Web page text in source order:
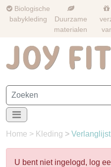
Biologische
babykleding
Duurzame
materialen
Home > Kleding > Verlanglijst
U bent niet ingelogd, log